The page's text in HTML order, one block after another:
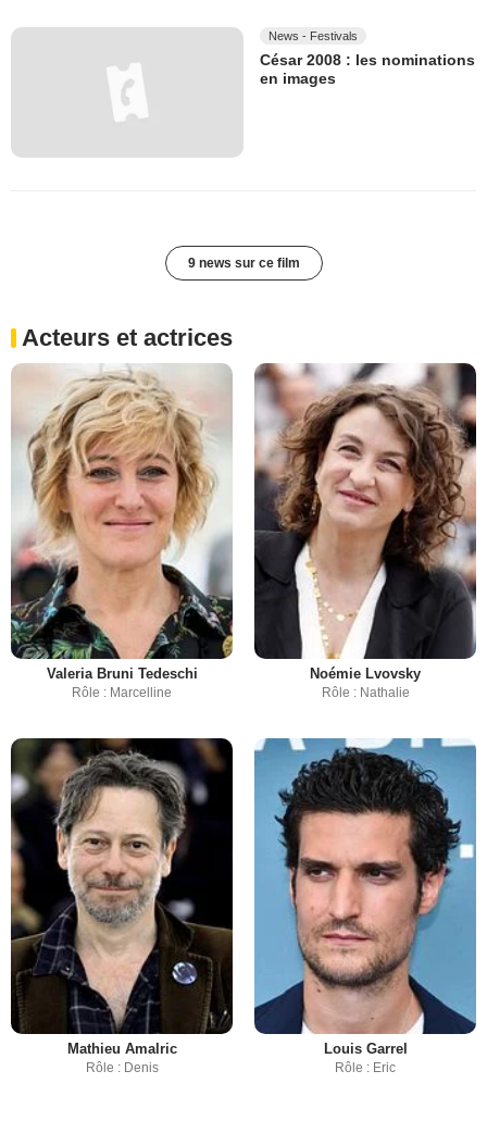
News - Festivals
César 2008 : les nominations
en images
9 news sur ce film
Acteurs et actrices
Valeria Bruni Tedeschi
Rôle : Marcelline
Noémie Lvovsky
Rôle : Nathalie
Mathieu Amalric
Rôle : Denis
Louis Garrel
Rôle : Eric